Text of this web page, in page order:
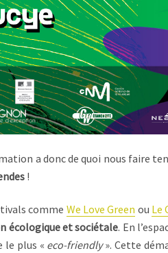
a donc de quoi nous faire
!
comme We Love Green ou Le
écologique et sociétale. En
le plus « eco-friendly». Cette